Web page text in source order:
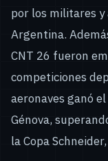
por los militares
Argentina.
CNT 26 fueron
competiciones
aeronaves ganó
Génova,
la Copa